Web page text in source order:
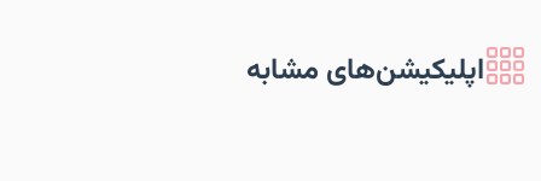
اپلیکیشن‌های مشابه